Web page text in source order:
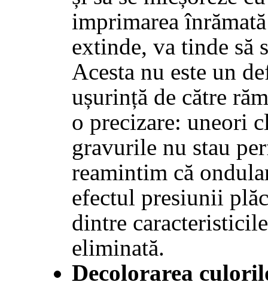
imprimarea
extinde, va tinde să
Acesta nu este un
ușurință de către
o precizare: uneori
gravurile nu stau
reamintim că
efectul presiunii
dintre
eliminată.
Decolorarea